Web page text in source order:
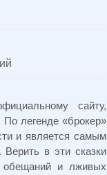
сайту,
По легенде «брокер»
и является самым
в эти сказки
и лживых